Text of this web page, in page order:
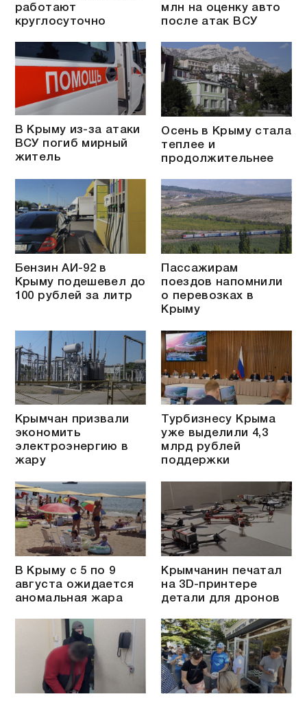
работают
круглосуточно
млн на оценку авто
после атак ВСУ
В Крыму из-за атаки
ВСУ погиб мирный
житель
Осень в Крыму стала
теплее и
продолжительнее
Бензин АИ-92 в
Крыму подешевел до
100 рублей за литр
Пассажирам
поездов напомнили
о перевозках в
Крыму
Крымчан призвали
экономить
электроэнергию в
жару
Турбизнесу Крыма
уже выделили 4,3
млрд рублей
поддержки
В Крыму с 5 по 9
августа ожидается
аномальная жара
Крымчанин печатал
на 3D-принтере
детали для дронов